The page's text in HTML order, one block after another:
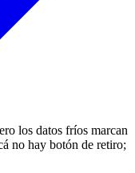
los datos fríos marcan
no hay botón de retiro;